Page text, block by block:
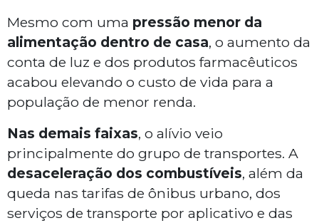
Mesmo com uma pressão menor da
alimentação dentro de casa, o aumento da
conta de luz e dos produtos farmacêuticos
acabou elevando o custo de vida para a
população de menor renda.
Nas demais faixas, o alívio veio
principalmente do grupo de transportes. A
desaceleração dos combustíveis, além da
queda nas tarifas de ônibus urbano, dos
serviços de transporte por aplicativo e das